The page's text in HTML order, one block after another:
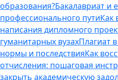
образования?Бакалавриат и
профессионального путиКак
написания дипломного
гуманитарных вузахПлагиат
нормы и последствияКак
отчисления: пошаговая
закрыть академическую